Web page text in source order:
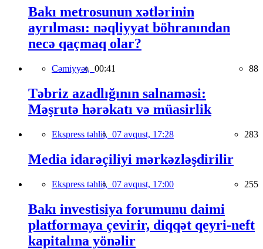
Bakı metrosunun xətlərinin
ayrılması: nəqliyyat böhranından
necə qaçmaq olar?
Cəmiyyət, 00:41 88
Təbriz azadlığının salnaməsi:
Məşrutə hərəkatı və müasirlik
Ekspress təhlil, 07 avqust, 17:28 283
Media idarəçiliyi mərkəzləşdirilir
Ekspress təhlil, 07 avqust, 17:00 255
Bakı investisiya forumunu daimi
platformaya çevirir, diqqət qeyri-neft
kapitalına yönəlir